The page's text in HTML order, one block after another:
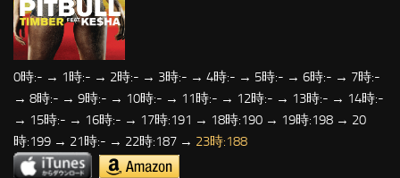
0時:- → 1時:- → 2時:- → 3時:- → 4時:- → 5時:- → 6時:- → 7時:-
→ 8時:- → 9時:- → 10時:- → 11時:- → 12時:- → 13時:- → 14時:-
→ 15時:- → 16時:- → 17時:191 → 18時:190 → 19時:198 → 20
時:199 → 21時:- → 22時:187 → 23時:188